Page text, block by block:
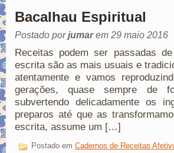
Bacalhau Espiritual
Postado porjumarem 29 maio 2016
Receitas podem ser passadas
escrita são as mais usuais e
atentamente e vamos
gerações, quase sempre de
subvertendo delicadamente os
preparos até que as
escrita, assume um […]
Postado em Cadernos de Receitas